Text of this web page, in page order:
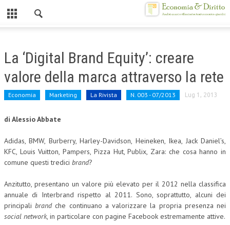
CHI SIAMO
ATTO COSTITUTIVO E STATUTO
ORGANIZZAZIONE
OBIETTIVI
DIREZIONE SCIENTIFICA
La ‘Digital Brand Equity’: creare
valore della marca attraverso la rete
Economia Marketing La Rivista N. 003 - 07/2013 Lug 1, 2013
di Alessio Abbate
Adidas, BMW, Burberry, Harley-Davidson, Heineken, Ikea, Jack Daniel’s,
KFC, Louis Vuitton, Pampers, Pizza Hut, Publix, Zara: che cosa hanno in
comune questi tredici brand?
Anzitutto, presentano un valore più elevato per il 2012 nella classifica
annuale di Interbrand rispetto al 2011. Sono, soprattutto, alcuni dei
principalibrandche continuano a valorizzare la propria presenza nei
social network, in particolare con pagine Facebook estremamente attive.